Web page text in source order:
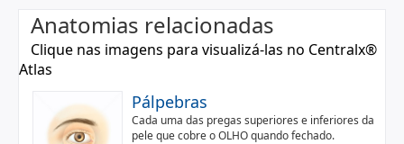
Anatomias relacionadas
Clique nas imagens para visualizá-las no Centralx®
Atlas
Pálpebras
Cada uma das pregas superiores e inferiores da
pele que cobre o OLHO quando fechado.